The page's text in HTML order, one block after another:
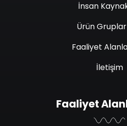
İnsan
Ürün
Faaliyet
İletişim
Faaliyet